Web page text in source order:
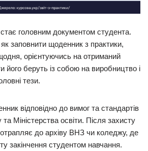
стає головним документом студента.
заповнити щоденник з практики,
орієнтуючись на отриманий
його беруть із собою на виробництво і
тези.
відповідно до вимог та стандартів
Міністерства освіти. Після захисту
до архіву ВНЗ чи коледжу, де
закінчення студентом навчання.